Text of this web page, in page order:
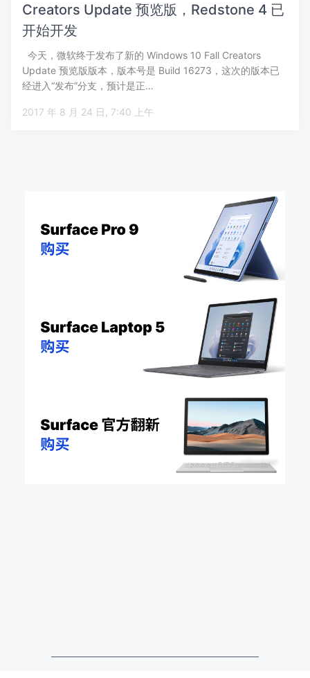
Creators Update 预览版，Redstone 4 已
开始开发
今天，微软终于发布了新的 Windows 10 Fall Creators
Update 预览版版本，版本号是 Build 16273，这次的版本已
经进入“发布”分支，预计是正…
2017 年 8 月 24 日, 7:40 上午